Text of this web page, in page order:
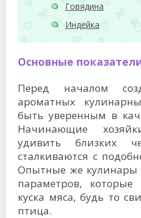
Говядина
Индейка
Основные
Перед началом
ароматных
быть уверенным в
Начинающие
удивить близких
сталкиваются с
Опытные же кулинары
параметров, которые
куска мяса, будь то
птица.